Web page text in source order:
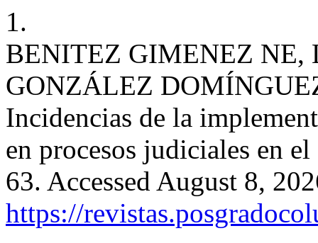
1.
BENITEZ GIMENEZ NE,
GONZÁLEZ
Incidencias de la
en procesos judiciales en
63. Accessed August 8,
https://